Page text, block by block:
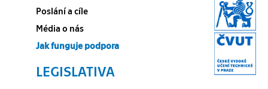
Poslání a cíle
Média o nás
Jak funguje podpora
LEGISLATIVA